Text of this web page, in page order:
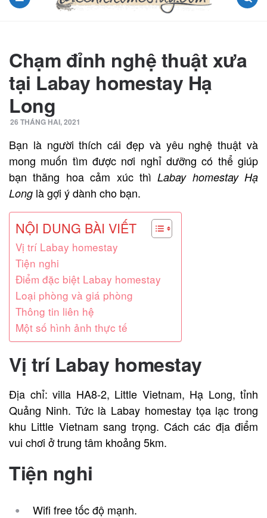
Chạm đỉnh nghệ thuật xưa
tại Labay homestay Hạ
Long
26 THÁNG HAI, 2021
Bạn là người thích cái đẹp và yêu nghệ thuật và
mong muốn tìm được nơi nghỉ dưỡng có thể giúp
bạn thăng hoa cảm xúc thìLabay homestay Hạ
Long là gợi ý dành cho bạn.
NỘI DUNG BÀI VIẾT
Vị trí Labay homestay
Tiện nghi
Điểm đặc biệt Labay homestay
Loại phòng và giá phòng
Thông tin liên hệ
Một số hình ảnh thực tế
Vị trí Labay homestay
Địa chỉ: villa HA8-2, Little Vietnam, Hạ Long, tỉnh
Quảng Ninh. Tức là Labay homestay tọa lạc trong
khu Little Vietnam sang trọng. Cách các địa điểm
vui chơi ở trung tâm khoảng 5km.
Tiện nghi
Wifi free tốc độ mạnh.